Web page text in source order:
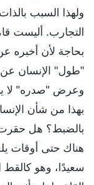
ولهذا السبب
التجارب. أليست
بحاجة لأن أخبره
"طول" الإنسان
وعرض "صدره" لا
بهذا من شأن
بالضبط؟ هل حقرت
هناك حتى أوقات
سعيدًا، وهو كالقط